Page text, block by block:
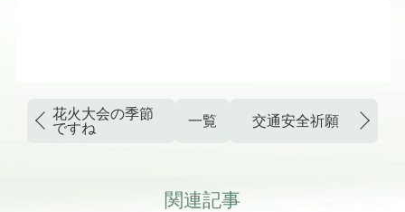
花火大会の季節
ですね
一覧 交通安全祈願
関連記事